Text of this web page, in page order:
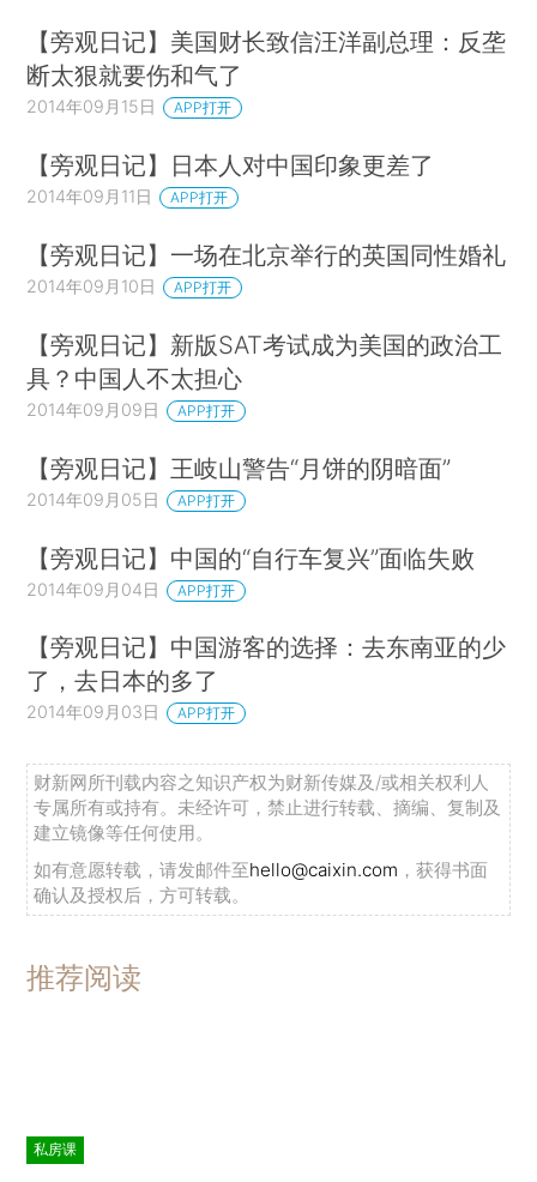
【旁观日记】美国财长致信汪洋副总理：反垄
断太狠就要伤和气了
2014年09月15日 APP打开
【旁观日记】日本人对中国印象更差了
2014年09月11日 APP打开
【旁观日记】一场在北京举行的英国同性婚礼
2014年09月10日 APP打开
【旁观日记】新版SAT考试成为美国的政治工
具？中国人不太担心
2014年09月09日 APP打开
【旁观日记】王岐山警告“月饼的阴暗面”
2014年09月05日 APP打开
【旁观日记】中国的“自行车复兴”面临失败
2014年09月04日 APP打开
【旁观日记】中国游客的选择：去东南亚的少
了，去日本的多了
2014年09月03日 APP打开
财新网所刊载内容之知识产权为财新传媒及/或相关权利人
专属所有或持有。未经许可，禁止进行转载、摘编、复制及
建立镜像等任何使用。
如有意愿转载，请发邮件至hello@caixin.com ，获得书面
确认及授权后，方可转载。
推荐阅读
私房课